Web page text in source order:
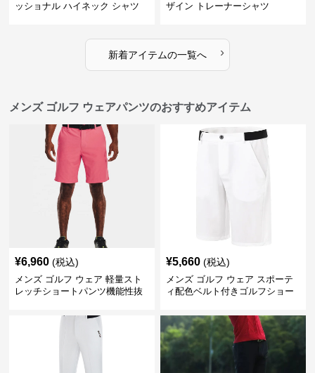
ッショナル ハイネック シャツ
ザイン トレーナーシャツ
新着アイテムの一覧へ ›
メンズ ゴルフ ウェアパンツのおすすめアイテム
¥6,960 (税込)
メンズ ゴルフ ウェア 軽量スト
レッチショートパンツ機能性抜
¥5,660 (税込)
メンズ ゴルフ ウェア スポーテ
ィ配色ベルト付きゴルフショー